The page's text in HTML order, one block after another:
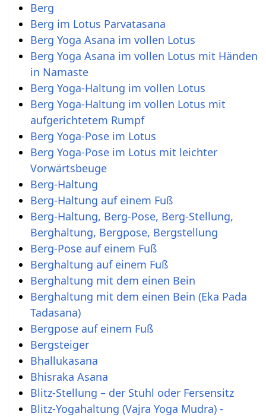
Berg
Berg im Lotus Parvatasana
Berg Yoga Asana im vollen Lotus
Berg Yoga Asana im vollen Lotus mit Händen
in Namaste
Berg Yoga-Haltung im vollen Lotus
Berg Yoga-Haltung im vollen Lotus mit
aufgerichtetem Rumpf
Berg Yoga-Pose im Lotus
Berg Yoga-Pose im Lotus mit leichter
Vorwärtsbeuge
Berg-Haltung
Berg-Haltung auf einem Fuß
Berg-Haltung, Berg-Pose, Berg-Stellung,
Berghaltung, Bergpose, Bergstellung
Berg-Pose auf einem Fuß
Berghaltung auf einem Fuß
Berghaltung mit dem einen Bein
Berghaltung mit dem einen Bein (Eka Pada
Tadasana)
Bergpose auf einem Fuß
Bergsteiger
Bhallukasana
Bhisraka Asana
Blitz-Stellung – der Stuhl oder Fersensitz
Blitz-Yogahaltung (Vajra Yoga Mudra) -